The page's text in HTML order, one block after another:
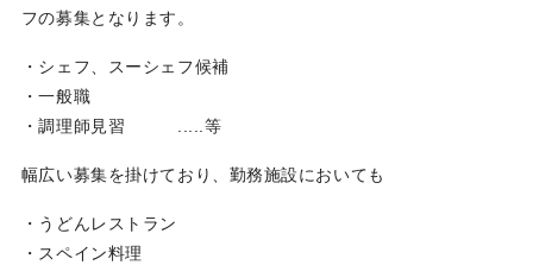
フの募集となります。
・シェフ、スーシェフ候補
・一般職
・調理師見習 .....等
幅広い募集を掛けており、勤務施設においても
・うどんレストラン
・スペイン料理